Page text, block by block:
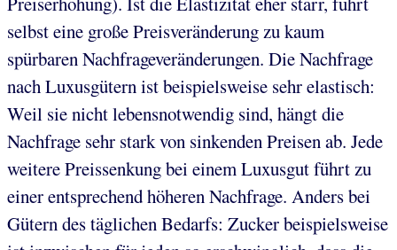
selbst eine große Preisveränderung zu kaum
spürbaren Nachfrageveränderungen. Die Nachfrage
nach Luxusgütern ist beispielsweise sehr elastisch:
Weil sie nicht lebensnotwendig sind, hängt die
Nachfrage sehr stark von sinkenden Preisen ab. Jede
weitere Preissenkung bei einem Luxusgut führt zu
einer entsprechend höheren Nachfrage. Anders bei
Gütern des täglichen Bedarfs: Zucker beispielsweise